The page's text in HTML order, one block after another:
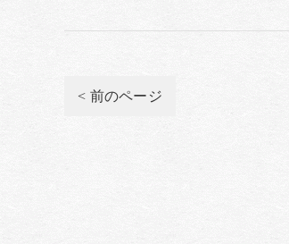
< 前のページ